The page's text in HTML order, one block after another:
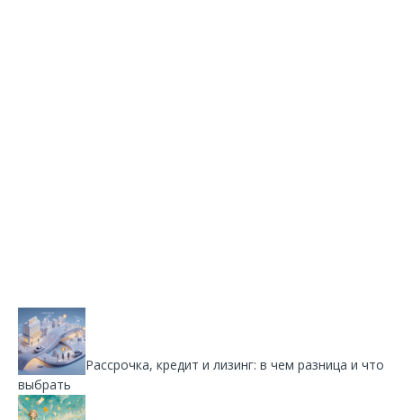
Рассрочка, кредит и лизинг: в чем разница и что
выбрать